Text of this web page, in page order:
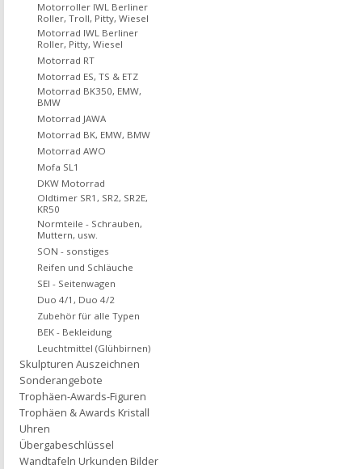
Motorroller IWL Berliner
Roller, Troll, Pitty, Wiesel
Motorrad IWL Berliner
Roller, Pitty, Wiesel
Motorrad RT
Motorrad ES, TS & ETZ
Motorrad BK350, EMW,
BMW
Motorrad JAWA
Motorrad BK, EMW, BMW
Motorrad AWO
Mofa SL1
DKW Motorrad
Oldtimer SR1, SR2, SR2E,
KR50
Normteile - Schrauben,
Muttern, usw.
SON - sonstiges
Reifen und Schläuche
SEI - Seitenwagen
Duo 4/1, Duo 4/2
Zubehör für alle Typen
BEK - Bekleidung
Leuchtmittel (Glühbirnen)
Skulpturen Auszeichnen
Sonderangebote
Trophäen-Awards-Figuren
Trophäen & Awards Kristall
Uhren
Übergabeschlüssel
Wandtafeln Urkunden Bilder